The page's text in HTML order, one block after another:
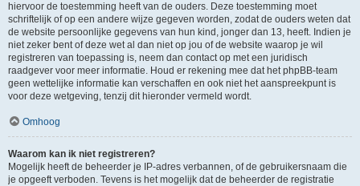
hiervoor de toestemming heeft van de ouders. Deze toestemming moet
schriftelijk of op een andere wijze gegeven worden, zodat de ouders weten dat
de website persoonlijke gegevens van hun kind, jonger dan 13, heeft. Indien je
niet zeker bent of deze wet al dan niet op jou of de website waarop je wil
registreren van toepassing is, neem dan contact op met een juridisch
raadgever voor meer informatie. Houd er rekening mee dat het phpBB-team
geen wettelijke informatie kan verschaffen en ook niet het aanspreekpunt is
voor deze wetgeving, tenzij dit hieronder vermeld wordt.
Omhoog
Waarom kan ik niet registreren?
Mogelijk heeft de beheerder je IP-adres verbannen, of de gebruikersnaam die
je opgeeft verboden. Tevens is het mogelijk dat de beheerder de registratie